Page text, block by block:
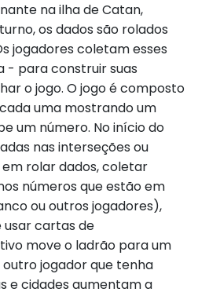
na ilha de Catan,
os dados são rolados
jogadores coletam esses
- para construir suas
o jogo. O jogo é composto
uma mostrando um
um número. No início do
nas interseções ou
rolar dados, coletar
números que estão em
ou outros jogadores),
usar cartas de
move o ladrão para um
jogador que tenha
e cidades aumentam a